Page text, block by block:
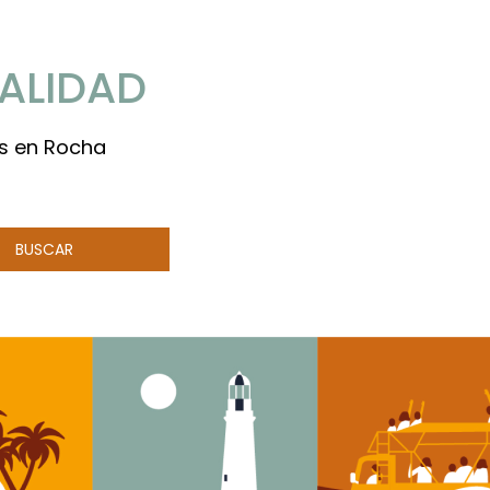
en Rocha